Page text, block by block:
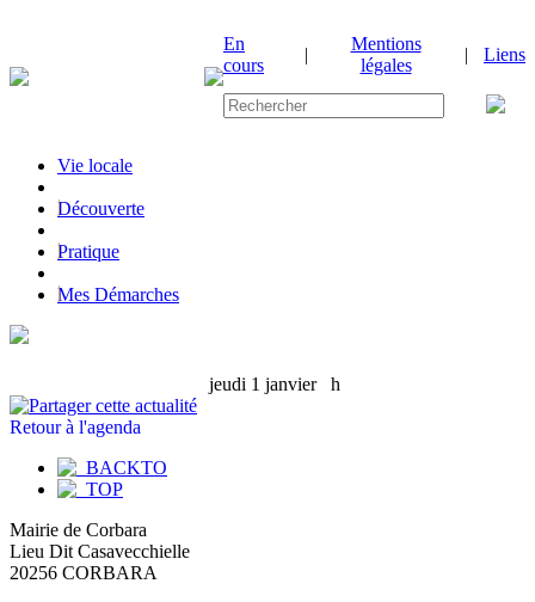
En
cours
|
Mentions
légales
| Liens
Vie locale
|Découverte
|Pratique
|Mes Démarches
jeudi 1 janvierh
Retour à l'agenda
Mairie de Corbara
Lieu Dit Casavecchielle
20256 CORBARA